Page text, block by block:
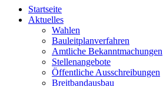
Startseite
Aktuelles
Wahlen
Bauleitplanverfahren
Amtliche Bekanntmachungen
Stellenangebote
Öffentliche Ausschreibungen
Breitbandausbau